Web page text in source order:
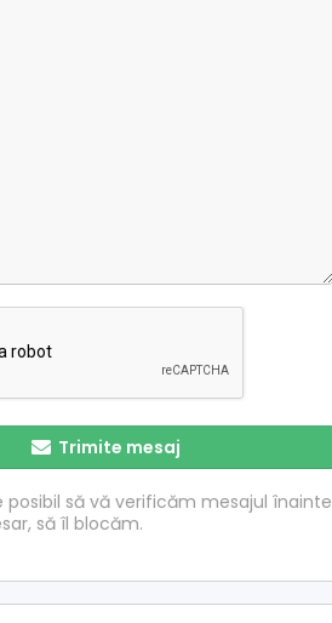
Trimite mesaj
să vă verificăm mesajul înainte
să îl blocăm.